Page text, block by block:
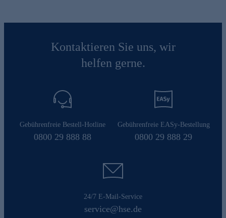
Kontaktieren Sie uns, wir
helfen gerne.
Gebührenfreie Bestell-Hotline
0800 29 888 88
Gebührenfreie EASy-Bestellung
0800 29 888 29
24/7 E-Mail-Service
service@hse.de